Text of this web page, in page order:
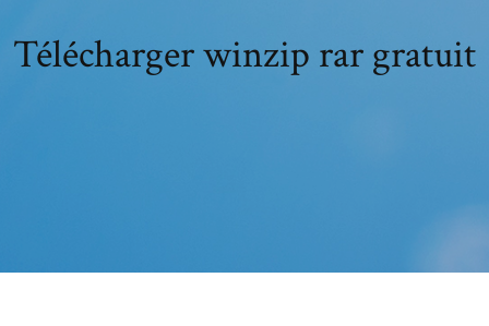
Télécharger winzip rar gratuit